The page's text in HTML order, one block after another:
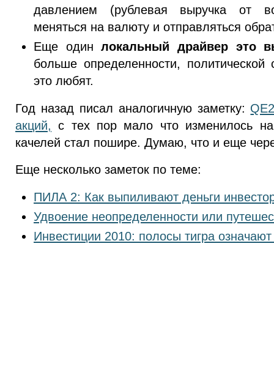
давлением (рублевая выручка от
меняться на валюту и отправляться
Еще одинлокальный драйвер это
больше определенности,
это любят.
Год назад писал аналогичную заметку:
акций, с тех пор мало что изменилось
качелей стал пошире. Думаю, что и еще
Еще несколько заметок по теме:
ПИЛА 2: Как выпиливают деньги
Удвоение неопределенности или
Инвестиции 2010: полосы тигра